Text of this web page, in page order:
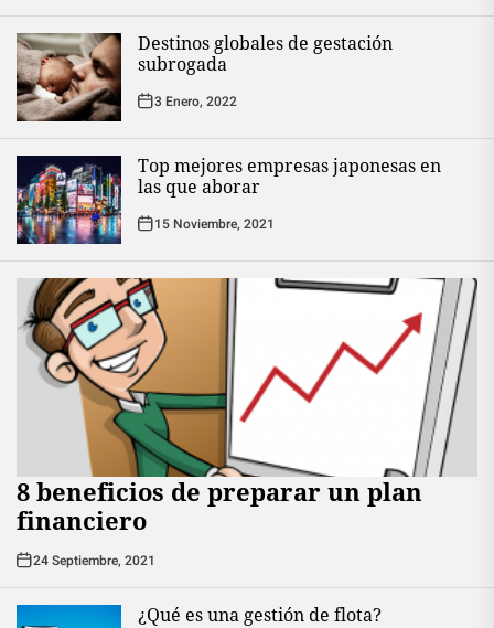
Destinos globales de gestación
subrogada
3 Enero, 2022
Top mejores empresas japonesas en
las que aborar
15 Noviembre, 2021
8 beneficios de preparar un plan
financiero
24 Septiembre, 2021
¿Qué es una gestión de flota?